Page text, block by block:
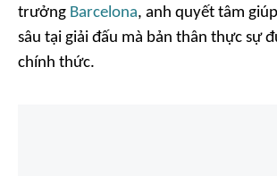
trưởng Barcelona, anh quyết tâm
sâu tại giải đấu mà bản thân thực sự
chính thức.